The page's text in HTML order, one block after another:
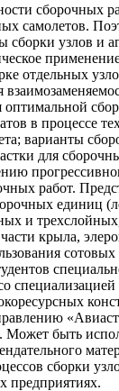
сборочных
самолетов.
сборки узлов и
отдельных
оптимальной
в процессе
варианты
для
работ.
единиц
и
крыла,
Может быть
сборки
предприятиях.